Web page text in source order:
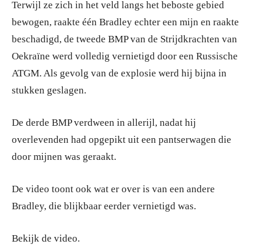
Terwijl ze zich in het veld langs het beboste gebied
bewogen, raakte één Bradley echter een mijn en raakte
beschadigd, de tweede BMP van de Strijdkrachten van
Oekraïne werd volledig vernietigd door een Russische
ATGM. Als gevolg van de explosie werd hij bijna in
stukken geslagen.
De derde BMP verdween in allerijl, nadat hij
overlevenden had opgepikt uit een pantserwagen die
door mijnen was geraakt.
De video toont ook wat er over is van een andere
Bradley, die blijkbaar eerder vernietigd was.
Bekijk de video.